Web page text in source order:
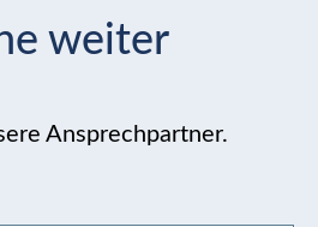
weiter
Ansprechpartner.